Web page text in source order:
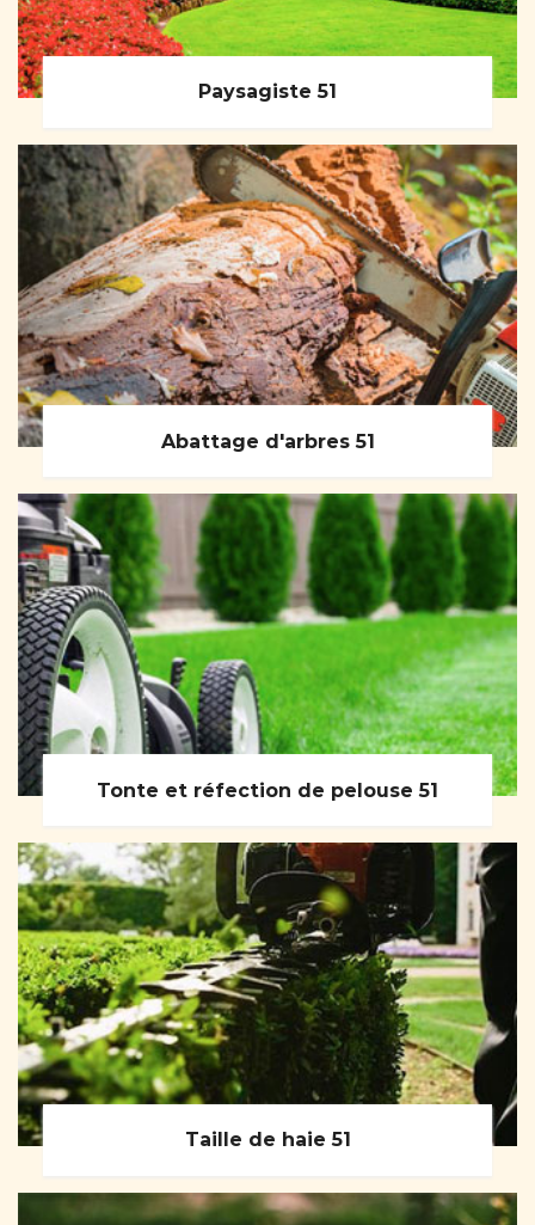
Paysagiste 51
Abattage d'arbres 51
Tonte et réfection de pelouse 51
Taille de haie 51